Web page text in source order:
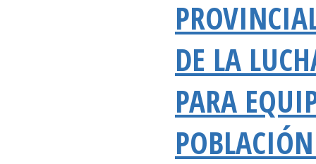
DE LA
PARA